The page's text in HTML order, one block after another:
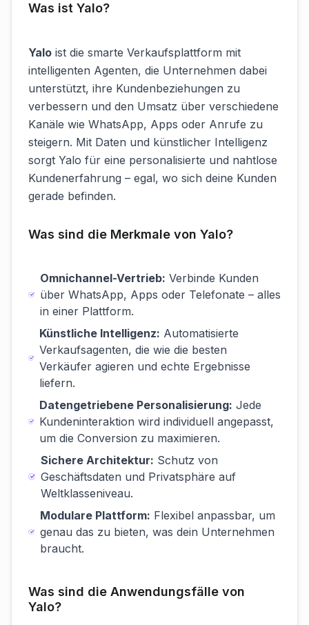
Was ist Yalo?
Yalo ist die smarte Verkaufsplattform mit
intelligenten Agenten, die Unternehmen dabei
unterstützt, ihre Kundenbeziehungen zu
verbessern und den Umsatz über verschiedene
Kanäle wie WhatsApp, Apps oder Anrufe zu
steigern. Mit Daten und künstlicher Intelligenz
sorgt Yalo für eine personalisierte und nahtlose
Kundenerfahrung – egal, wo sich deine Kunden
gerade befinden.
Was sind die Merkmale von Yalo?
Omnichannel-Vertrieb: Verbinde Kunden
über WhatsApp, Apps oder Telefonate – alles
in einer Plattform.
Künstliche Intelligenz: Automatisierte
Verkaufsagenten, die wie die besten
Verkäufer agieren und echte Ergebnisse
liefern.
Datengetriebene Personalisierung: Jede
Kundeninteraktion wird individuell angepasst,
um die Conversion zu maximieren.
Sichere Architektur: Schutz von
Geschäftsdaten und Privatsphäre auf
Weltklasseniveau.
Modulare Plattform: Flexibel anpassbar, um
genau das zu bieten, was dein Unternehmen
braucht.
Was sind die Anwendungsfälle von
Yalo?